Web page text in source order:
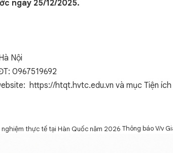
ngày 25/12/2025.
Nội
0967519692
https://htqt.hvtc.edu.vn và mục Tiện
Thông báo V/v